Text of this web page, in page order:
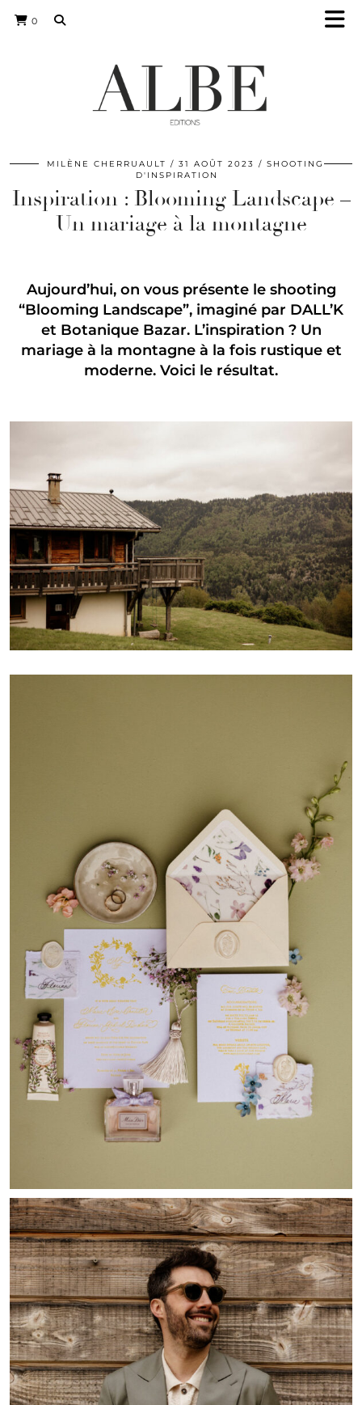
0
MILÈNE CHERRUAULT 31 AOÛT 2023
SHOOTING
D'INSPIRATION
Inspiration : Blooming Landscape –
Un mariage à la montagne
Aujourd’hui, on vous présente le shooting
“Blooming Landscape”, imaginé par DALL’K
et Botanique Bazar. L’inspiration ? Un
mariage à la montagne à la fois rustique et
moderne. Voici le résultat.